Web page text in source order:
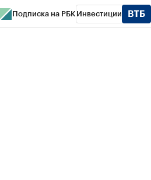
Подписка на РБК Инвестиции